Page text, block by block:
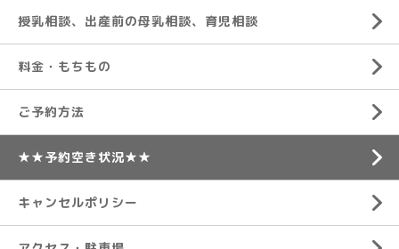
授乳相談、出産前の母乳相談、育児相談
料金・もちもの
ご予約方法
★★予約空き状況★★
キャンセルポリシー